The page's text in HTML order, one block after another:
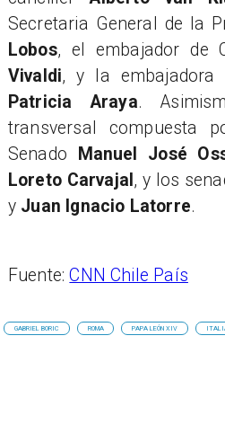
Secretaria General de la
Lobos, el embajador de
Vivaldi, y la embajadora
Patricia Araya.
transversal compuesta
Senado Manuel José
Loreto Carvajal, y los
y Juan Ignacio Latorre.
Fuente:CNN Chile País
GABRIEL BORIC ROMA PAPA LEÓN XIV